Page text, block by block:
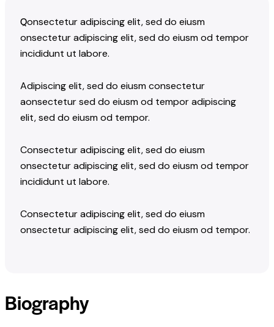
Qonsectetur adipiscing elit, sed do eiusm
onsectetur adipiscing elit, sed do eiusm od tempor
incididunt ut labore.
Adipiscing elit, sed do eiusm consectetur
aonsectetur sed do eiusm od tempor adipiscing
elit, sed do eiusm od tempor.
Consectetur adipiscing elit, sed do eiusm
onsectetur adipiscing elit, sed do eiusm od tempor
incididunt ut labore.
Consectetur adipiscing elit, sed do eiusm
onsectetur adipiscing elit, sed do eiusm od tempor.
Biography